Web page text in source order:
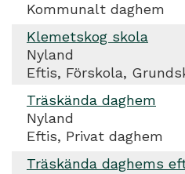
Kommunalt daghem
Klemetskog skola
Nyland
Eftis, Förskola,
Träskända daghem
Nyland
Eftis, Privat daghem
Träskända daghems